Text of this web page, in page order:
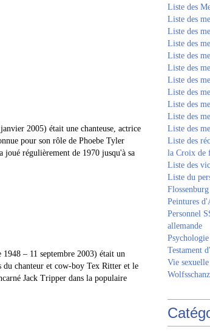
2005) était une chanteuse, actrice
pour son rôle de Phoebe Tyler
régulièrement de 1970 jusqu'à sa
– 11 septembre 2003) était un
chanteur et cow-boy Tex Ritter et le
Jack Tripper dans la populaire
Liste des
Liste des
Liste des
Liste des
Liste des
Liste des
Liste des
Liste des
Liste des
Liste des
Liste des
Liste des
la Croix de
Liste des
Liste du
Flossenburg
Peintures
Personnel
allemande
Testament
Vie